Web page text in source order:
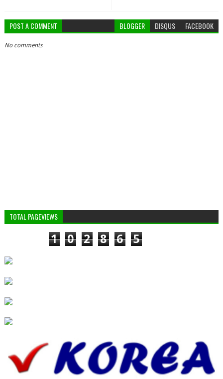
POST A COMMENT BLOGGER DISQUS FACEBOOK
No comments
TOTAL PAGEVIEWS
1 0 2 8 6 5